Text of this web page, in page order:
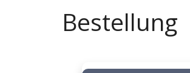
Bestellung